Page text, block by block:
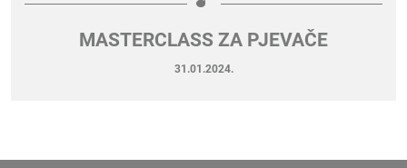
MASTERCLASS ZA PJEVAČE
31.01.2024.